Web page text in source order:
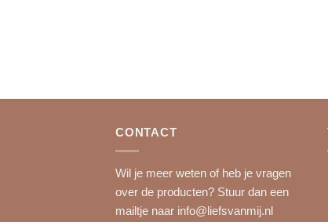
CONTACT
Wil je meer weten of heb je vragen
over de producten? Stuur dan een
mailtje naar info@liefsvanmij.nl